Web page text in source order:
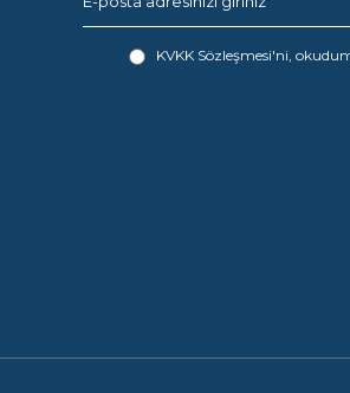
KVKK Sözleşmesi'ni,